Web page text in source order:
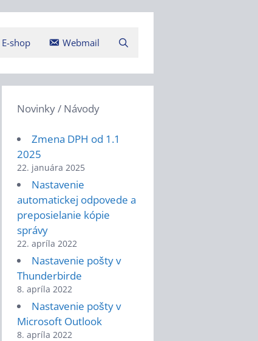
E-shop Webmail
Novinky / Návody
Zmena DPH od 1.1
2025
22. januára 2025
Nastavenie
automatickej odpovede a
preposielanie kópie
správy
22. apríla 2022
Nastavenie pošty v
Thunderbirde
8. apríla 2022
Nastavenie pošty v
Microsoft Outlook
8. apríla 2022